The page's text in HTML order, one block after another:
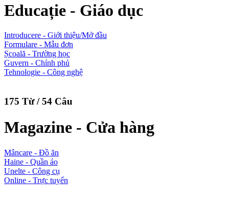
Educație - Giáo dục
Introducere - Giới thiệu/Mở đầu
Formulare - Mẫu đơn
Școală - Trường học
Guvern - Chính phủ
Tehnologie - Công nghệ
175 Từ / 54 Câu
Magazine - Cửa hàng
Mâncare - Đồ ăn
Haine - Quần áo
Unelte - Công cụ
Online - Trực tuyến